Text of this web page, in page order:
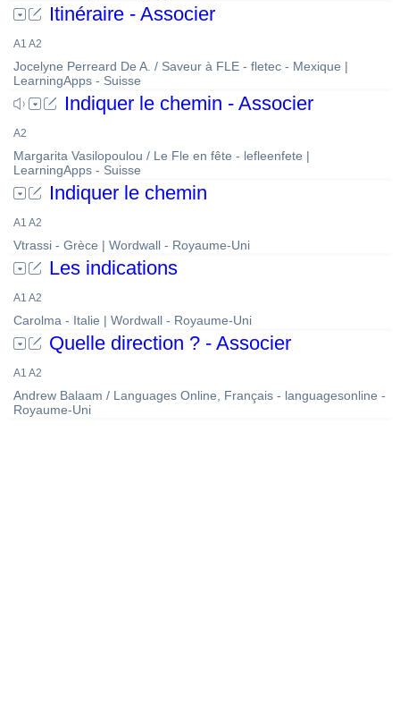
Itinéraire - Associer
A1 A2
Jocelyne Perreard De A. / Saveur à FLE - fletec - Mexique |
LearningApps - Suisse
Indiquer le chemin - Associer
A2
Margarita Vasilopoulou / Le Fle en fête - lefleenfete |
LearningApps - Suisse
Indiquer le chemin
A1 A2
Vtrassi - Grèce | Wordwall - Royaume-Uni
Les indications
A1 A2
Carolma - Italie | Wordwall - Royaume-Uni
Quelle direction ? - Associer
A1 A2
Andrew Balaam / Languages Online, Français - languagesonline -
Royaume-Uni